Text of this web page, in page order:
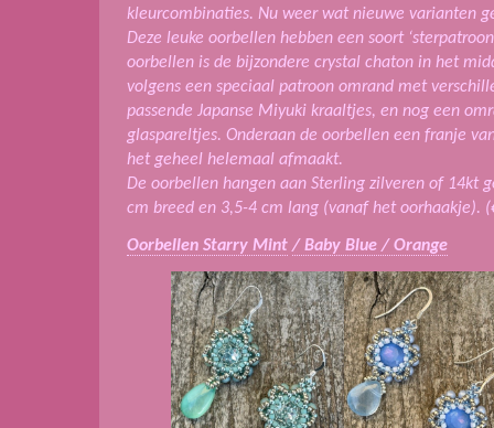
kleurcombinaties. Nu weer wat nieuwe varianten
Deze leuke oorbellen hebben een soort
oorbellen is de bijzondere crystal chaton in het
volgens een speciaal patroon omrand met
passende Japanse Miyuki kraaltjes, en nog een
glaspareltjes. Onderaan de oorbellen een franje
het geheel helemaal afmaakt.
De oorbellen hangen aan Sterling zilveren of 14kt
cm breed en 3,5-4 cm lang (vanaf het oorhaakje).
Oorbellen Starry Mint / Baby Blue / Orange